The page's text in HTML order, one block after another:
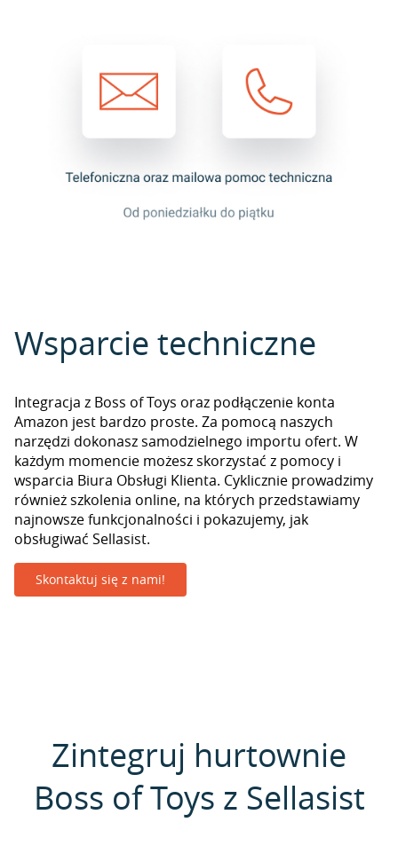
Wsparcie techniczne
Integracja z Boss of Toys oraz podłączenie konta
Amazon jest bardzo proste. Za pomocą naszych
narzędzi dokonasz samodzielnego importu ofert. W
każdym momencie możesz skorzystać z pomocy i
wsparcia Biura Obsługi Klienta. Cyklicznie prowadzimy
również szkolenia online, na których przedstawiamy
najnowsze funkcjonalności i pokazujemy, jak
obsługiwać Sellasist.
Skontaktuj się z nami!
Zintegruj hurtownie
Boss of Toys z Sellasist